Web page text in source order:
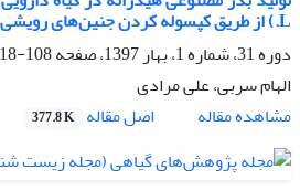
L.) از طریق کپسوله کردن جنین‌های رویشی
دوره 31، شماره 1، بهار 1397، صفحه
108-118
الهام سربی، علی مرادی
مشاهده مقاله
اصل مقاله 377.8 K